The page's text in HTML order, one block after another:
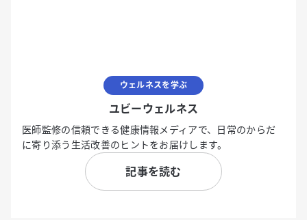
ウェルネスを学ぶ
ユビーウェルネス
医師監修の信頼できる健康情報メディアで、日常のからだ
に寄り添う生活改善のヒントをお届けします。
記事を読む